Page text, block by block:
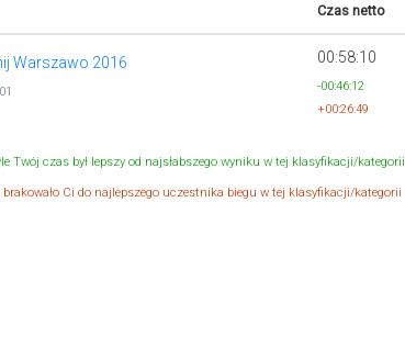
Czas netto
Warszawo 2016 00:58:10
-00:46:12
+00:26:49
Twój czas był lepszy od najsłabszego wyniku w tej klasyfikacji/kategorii
brakowało Ci do najlepszego uczestnika biegu w tej klasyfikacji/kategorii